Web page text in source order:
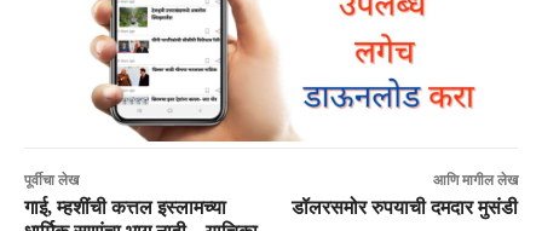
पूर्वीचा लेख
गाई, म्हशींची कत्तल इस्लामच्या
आणि मागील लेख
डॉलरसमोर रुपयाची दमदार मुसंडी